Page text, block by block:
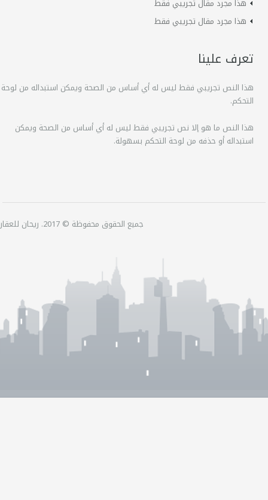
هذا مجرد مقال تجريبي فقط
هذا مجرد مقال تجريبي فقط
تعرف علينا
هذا النص تجريبي فقط ليس له أي أساس من الصحة ويمكن استبداله من لوحة
التحكم.
هذا النص ما هو إلا نص تجريبي فقط ليس له أي أساس من الصحة ويمكن
استبداله أو حذفه من لوحة التحكم بسهولة.
جميع الحقوق محفوظة © 2017. ريحان للعقارات.